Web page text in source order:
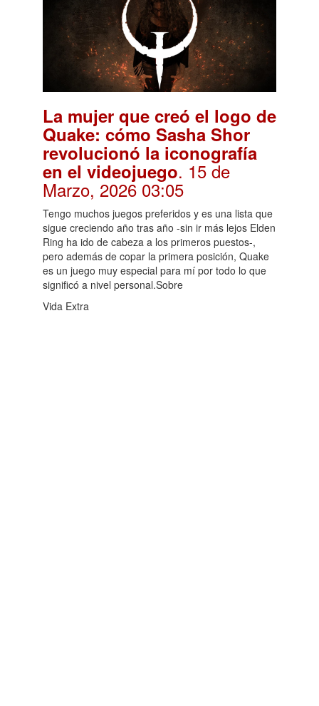
La mujer que creó el logo de
Quake: cómo Sasha Shor
revolucionó la iconografía
en el videojuego. 15 de
Marzo, 2026 03:05
Tengo muchos juegos preferidos y es una lista que
sigue creciendo año tras año -sin ir más lejos Elden
Ring ha ido de cabeza a los primeros puestos-,
pero además de copar la primera posición, Quake
es un juego muy especial para mí por todo lo que
significó a nivel personal.Sobre
Vida Extra